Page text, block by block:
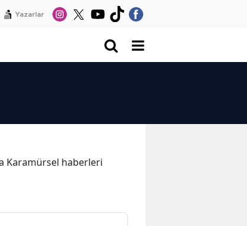
Yazarlar
Karamürsel haberleri